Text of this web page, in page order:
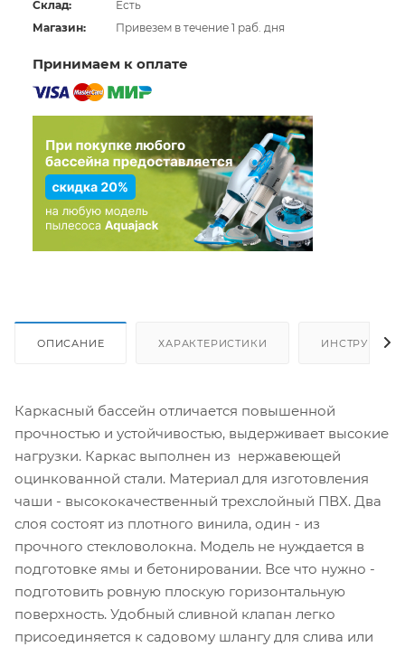
Склад:
Есть
Магазин:
Привезем в течение 1 раб. дня
Принимаем к оплате
ОПИСАНИЕ ХАРАКТЕРИСТИКИ
Каркасный бассейн отличается повышенной
прочностью и устойчивостью, выдерживает высокие
нагрузки. Каркас выполнен из нержавеющей
оцинкованной стали. Материал для изготовления
чаши - высококачественный трехслойный ПВХ. Два
слоя состоят из плотного винила, один - из
прочного стекловолокна. Модель не нуждается в
подготовке ямы и бетонировании. Все что нужно -
подготовить ровную плоскую горизонтальную
поверхность. Удобный сливной клапан легко
присоединяется к садовому шлангу для слива или